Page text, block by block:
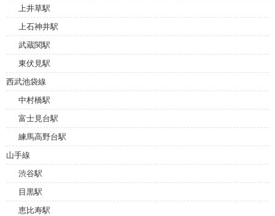
上井草駅
上石神井駅
武蔵関駅
東伏見駅
西武池袋線
中村橋駅
富士見台駅
練馬高野台駅
山手線
渋谷駅
目黒駅
恵比寿駅